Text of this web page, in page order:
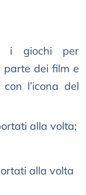
i giochi per
parte dei film e
l’icona del
alla volta;
alla volta